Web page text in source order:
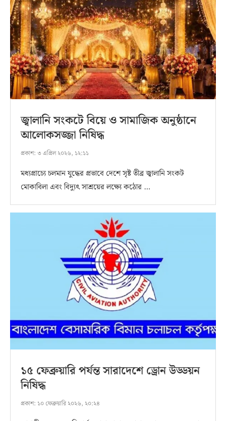
জ্বালানি সংকটে বিয়ে ও সামাজিক অনুষ্ঠানে
আলোকসজ্জা নিষিদ্ধ
প্রকাশ: ৩ এপ্রিল ২০২৬, ১২:১১
মধ্যপ্রাচ্যে চলমান যুদ্ধের প্রভাবে দেশে সৃষ্ট তীব্র জ্বালানি সংকট
মোকাবিলা এবং বিদ্যুৎ সাশ্রয়ের লক্ষ্যে কঠোর …
১৫ ফেব্রুয়ারি পর্যন্ত সারাদেশে ড্রোন উড্ডয়ন
নিষিদ্ধ
প্রকাশ: ১০ ফেব্রুয়ারি ২০২৬, ২০:২৪